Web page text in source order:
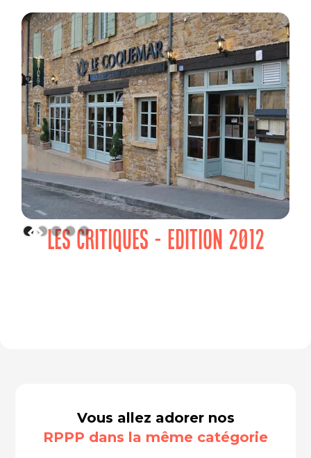
LES CRITIQUES - EDITION 2012
Vous allez adorer nos
RPPP dans la même catégorie